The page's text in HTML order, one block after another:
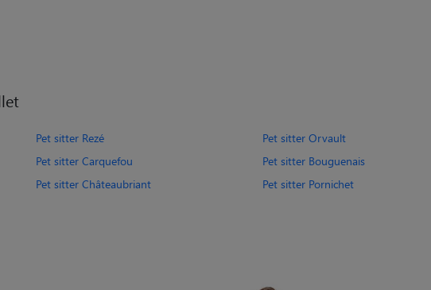
Pet sitter Rezé
Pet sitter Orvault
Pet sitter Carquefou
Pet sitter Bouguenais
Pet sitter Châteaubriant
Pet sitter Pornichet